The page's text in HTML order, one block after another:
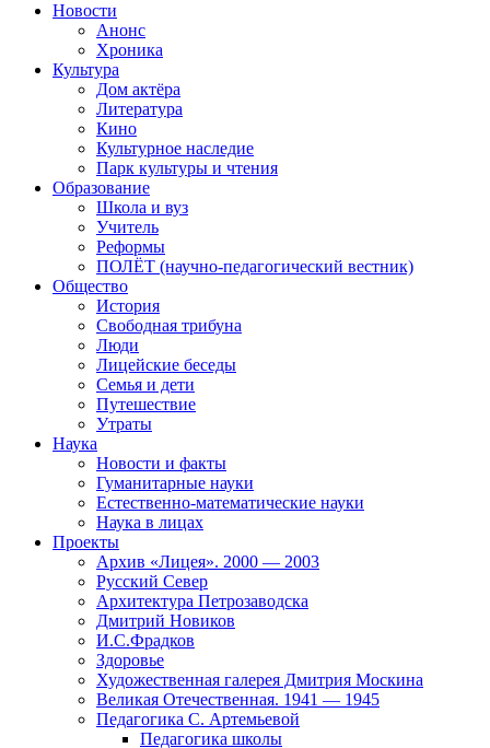
Новости
Анонс
Хроника
Культура
Дом актёра
Литература
Кино
Культурное наследие
Парк культуры и чтения
Образование
Школа и вуз
Учитель
Реформы
ПОЛЁТ (научно-педагогический вестник)
Общество
История
Свободная трибуна
Люди
Лицейские беседы
Семья и дети
Путешествие
Утраты
Наука
Новости и факты
Гуманитарные науки
Естественно-математические науки
Наука в лицах
Проекты
Архив «Лицея». 2000 — 2003
Русский Север
Архитектура Петрозаводска
Дмитрий Новиков
И.С.Фрадков
Здоровье
Художественная галерея Дмитрия Москина
Великая Отечественная. 1941 — 1945
Педагогика С. Артемьевой
Педагогика школы